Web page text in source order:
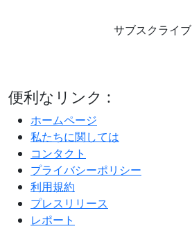
サブスクライブ
便利なリンク :
ホームページ
私たちに関しては
コンタクト
プライバシーポリシー
利用規約
プレスリリース
レポート